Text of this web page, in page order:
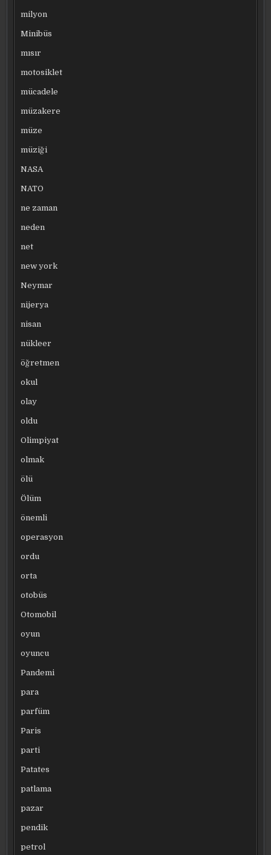
milyon
Minibüs
mısır
motosiklet
mücadele
müzakere
müze
müziği
NASA
NATO
ne zaman
neden
net
new york
Neymar
nijerya
nisan
nükleer
öğretmen
okul
olay
oldu
Olimpiyat
olmak
ölü
Ölüm
önemli
operasyon
ordu
orta
otobüs
Otomobil
oyun
oyuncu
Pandemi
para
parfüm
Paris
parti
Patates
patlama
pazar
pendik
petrol